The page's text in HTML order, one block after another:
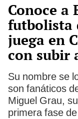
Conoce a
futbolista
juega en
con subir
Su nombre se
son fanáticos
Miguel Grau,
primera fase